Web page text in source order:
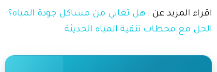
اقراء المزيد عن : هل تعاني من مشاكل جودة المياه؟
الحل مع محطات تنقية المياه الحديثة